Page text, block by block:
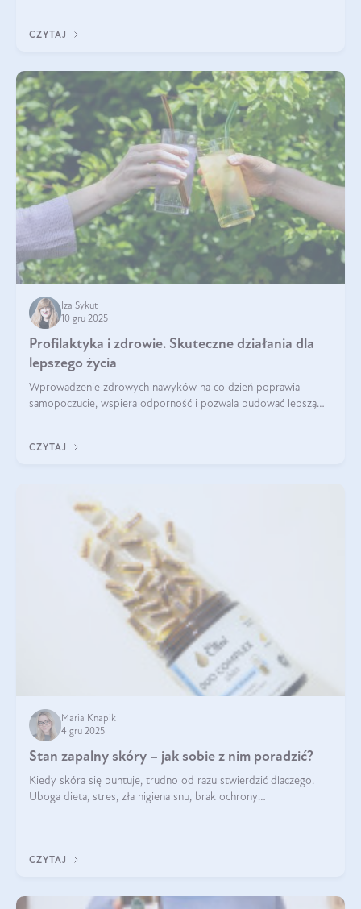
CZYTAJ
Iza Sykut
10 gru 2025
Profilaktyka i zdrowie. Skuteczne działania dla
lepszego życia
Wprowadzenie zdrowych nawyków na co dzień poprawia
samopoczucie, wspiera odporność i pozwala budować lepszą
CZYTAJ
Maria Knapik
4 gru 2025
Stan zapalny skóry – jak sobie z nim poradzić?
Kiedy skóra się buntuje, trudno od razu stwierdzić dlaczego.
Uboga dieta, stres, zła higiena snu, brak ochrony
CZYTAJ